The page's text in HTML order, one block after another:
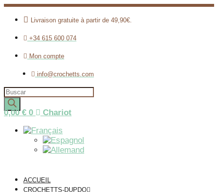
Livraison gratuite à partir de 49,90€.
+34 615 600 074
Mon compte
info@crochetts.com
Recherche
de
produits
0,00€ 0 Chariot
ACCUEIL
CROCHETTS-DUPDO